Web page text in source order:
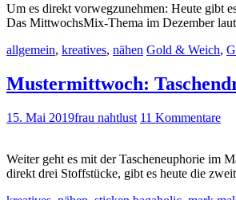
Um es direkt vorwegzunehmen: Heute gibt
Das MittwochsMix-Thema im Dezember
allgemein, kreatives, nähen Gold & Weich,
Mustermittwoch:
15. Mai 2019frau nahtlust 11 Kommentare
Weiter geht es mit der Tascheneuphorie im
direkt drei Stoffstücke, gibt es heute die